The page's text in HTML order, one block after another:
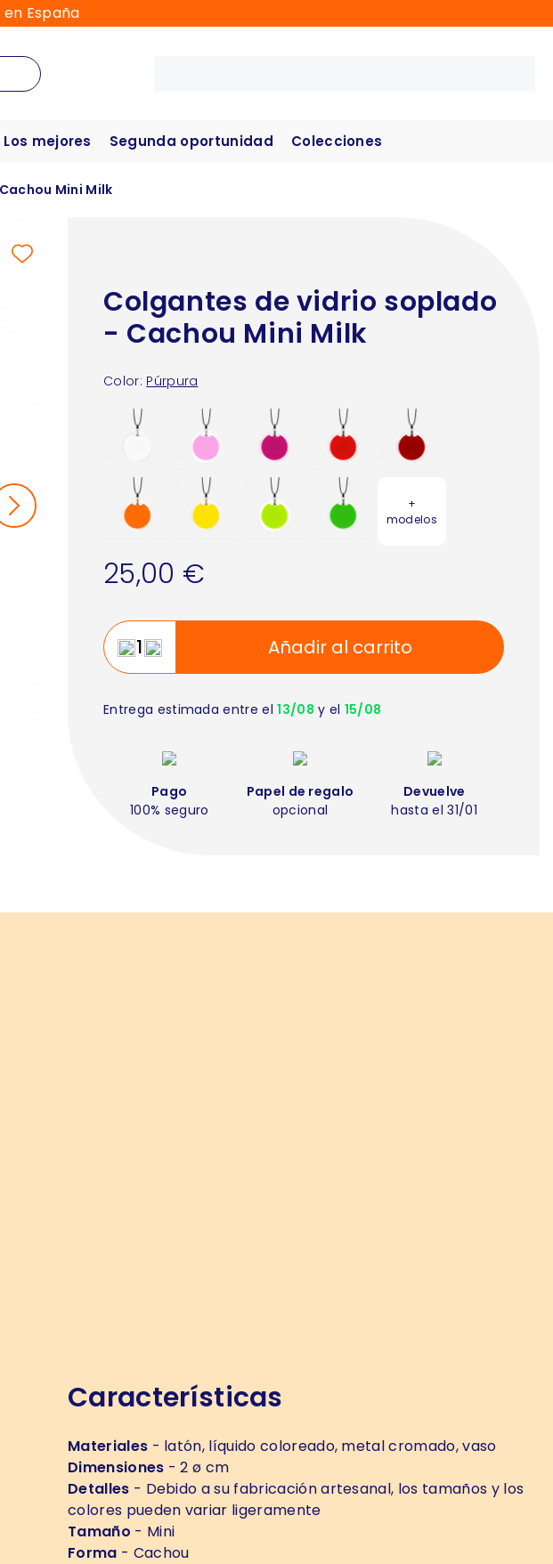
España
Los mejores Segunda oportunidad Colecciones
Mini Milk
Colgantes de vidrio soplado
- Cachou Mini Milk
Color: Púrpura
+
modelos
25,00 €
Añadir al carrito
Entrega estimada entre el13/08 y el 15/08
Pago
100% seguro
Papel de regalo
opcional
Devuelve
hasta el 31/01
Características
Materiales - latón, líquido coloreado, metal cromado, vaso
Dimensiones - 2 ø cm
Detalles - Debido a su fabricación artesanal, los tamaños y los
colores pueden variar ligeramente
Tamaño - Mini
Forma - Cachou